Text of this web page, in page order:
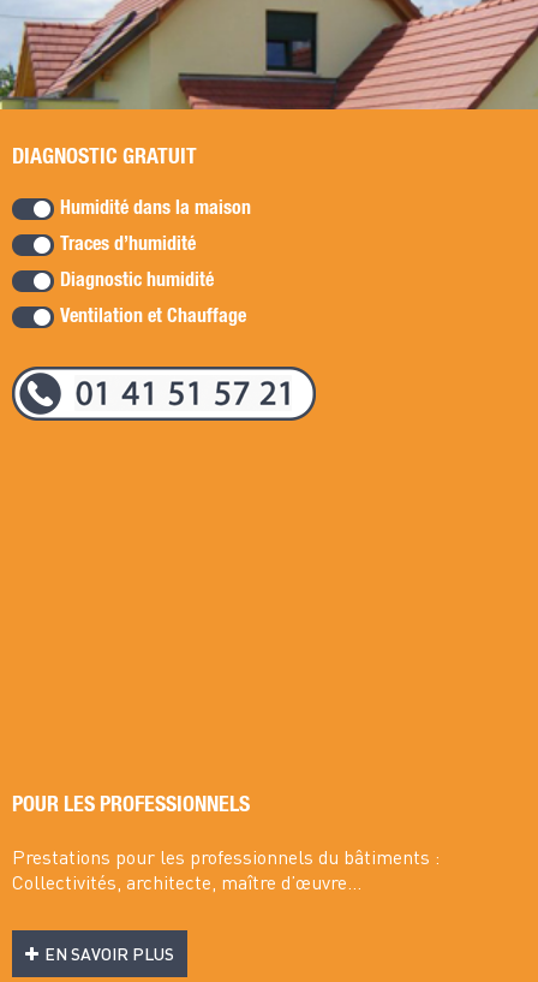
DIAGNOSTIC GRATUIT
Humidité dans la maison
Traces d’humidité
Diagnostic humidité
Ventilation et Chauffage
POUR LES PROFESSIONNELS
Prestations pour les professionnels du bâtiments :
Collectivités, architecte, maître d’œuvre...
EN SAVOIR PLUS